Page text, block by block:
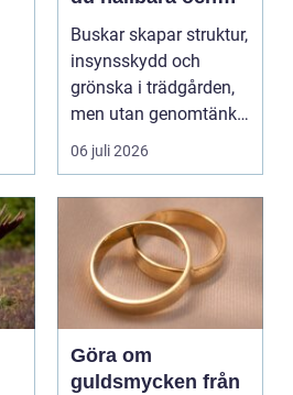
vackra buskar året
runt
Buskar skapar struktur,
insynsskydd och
grönska i trädgården,
men utan genomtänkt
beskärning blir de...
06 juli 2026
Göra om
guldsmycken från